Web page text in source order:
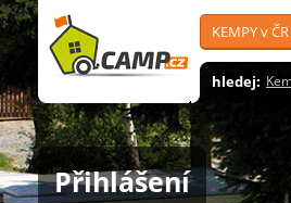
KEMPY v ČR
hledej:
Přihlášení